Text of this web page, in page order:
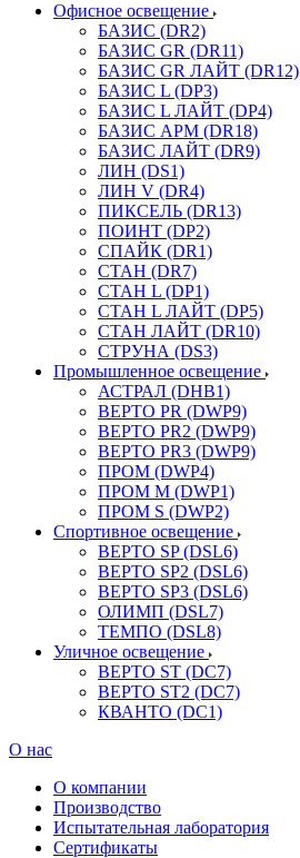
Офисное освещение
БАЗИС (DR2)
БАЗИС GR (DR11)
БАЗИС GR ЛАЙТ (DR12)
БАЗИС L (DP3)
БАЗИС L ЛАЙТ (DP4)
БАЗИС АРМ (DR18)
БАЗИС ЛАЙТ (DR9)
ЛИН (DS1)
ЛИН V (DR4)
ПИКСЕЛЬ (DR13)
ПОИНТ (DP2)
СПАЙК (DR1)
СТАН (DR7)
СТАН L (DP1)
СТАН L ЛАЙТ (DP5)
СТАН ЛАЙТ (DR10)
СТРУНА (DS3)
Промышленное освещение
АСТРАЛ (DHB1)
ВЕРТО PR (DWP9)
ВЕРТО PR2 (DWP9)
ВЕРТО PR3 (DWP9)
ПРОМ (DWP4)
ПРОМ M (DWP1)
ПРОМ S (DWP2)
Спортивное освещение
ВЕРТО SP (DSL6)
ВЕРТО SP2 (DSL6)
ВЕРТО SP3 (DSL6)
ОЛИМП (DSL7)
ТЕМПО (DSL8)
Уличное освещение
ВЕРТО ST (DC7)
ВЕРТО ST2 (DC7)
КВАНТО (DC1)
О нас
О компании
Производство
Испытательная лаборатория
Сертификаты